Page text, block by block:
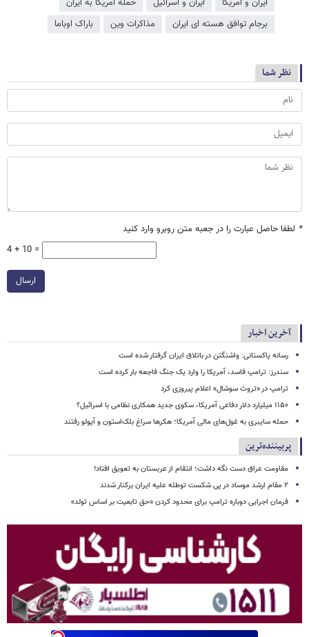
برجام توافق هسته ای ایران
مذاکرات وین باراک اوباما
نظر شما
* لطفا حاصل عبارت را در جعبه متن روبرو وارد کنید
4 + 10 =
ارسال
آخرین اخبار
رسانه پاکستانی: واشنگتن در باتلاق ایران گرفتار شده است
سندرز: ترامپ فاسد، آمریکا را وارد یک جنگ فاجعه بار کرده است
ترامپ در «تروث سوشال» اعلام پیروزی کرد
۱۱۵۰ میلیارد دلار دفاعی آمریکا، سکوی جدید همکاری نظامی با اسرائیل؟
حمله سایبری به غول‌های مالی آمریکا؛ هکرها سراغ بلک‌استون و آپولو رفتند
پربیننده‌ترین
مقاومت عراق دست نگه داشت؛ انتقام از عربستان به تعویق افتاد!
۲ مقام‌ ارشد موساد در پی شکست توطئه علیه ایران برکنار شدند
فرمان اجرایی دوباره ترامپ برای محدود کردن «حق تابعیت بر اساس تولد»